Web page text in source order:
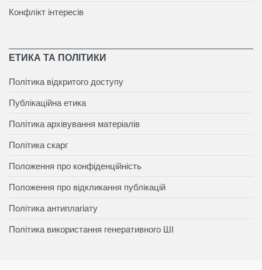
Конфлікт інтересів
ЕТИКА ТА ПОЛІТИКИ
Політика відкритого доступу
Публікаційна етика
Політика архівування матеріалів
Політика скарг
Положення про конфіденційність
Положення про відкликання публікацій
Політика антиплагіату
Політика використання генеративного ШІ